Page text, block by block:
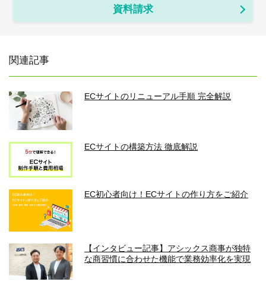
資料請求
関連記事
ECサイトのリニューアル手順 完全解説
ECサイトの構築方法 徹底解説
EC初心者向け！ECサイトの作り方をご紹介
【インタビュー記事】アシックス商事が独特
な商習慣に合わせた機能で業務効率化を実現